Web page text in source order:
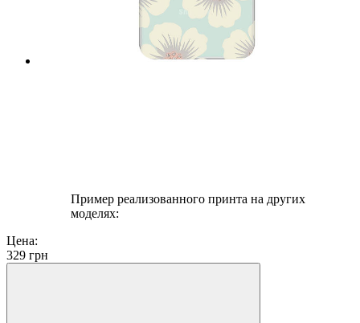
Пример реализованного принта на других
моделях:
Цена:
329 грн